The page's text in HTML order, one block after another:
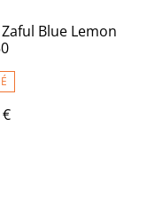
Blue Lemon